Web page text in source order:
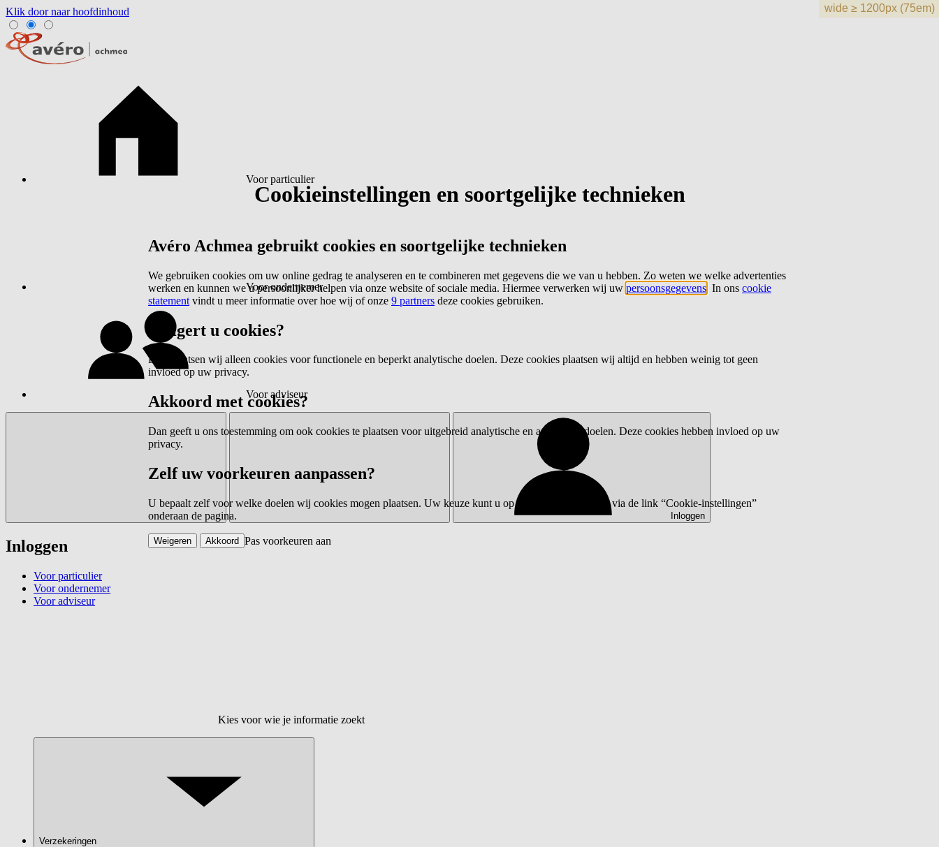
Klik door naar hoofdinhoud
Voor particulier
Voor ondernemer
Voor adviseur
Inloggen
Inloggen
Voor particulier
Voor ondernemer
Voor adviseur
Kies voor wie je informatie zoekt
Verzekeringen
Cookieinstellingen en soortgelijke technieken
Avéro Achmea gebruikt cookies en soortgelijke technieken
We gebruiken cookies om uw online gedrag te analyseren en te combineren met gegevens die we van u hebben. Zo weten we welke advertenties
werken en kunnen we u persoonlijker helpen via onze website of sociale media. Hiermee verwerken wij uw persoonsgegevens . In ons cookie
statement vindt u meer informatie over hoe wij of onze 9 partners deze cookies gebruiken.
Weigert u cookies?
Dan plaatsen wij alleen cookies voor functionele en beperkt analytische doelen. Deze cookies plaatsen wij altijd en hebben weinig tot geen
invloed op uw privacy.
Akkoord met cookies?
Dan geeft u ons toestemming om ook cookies te plaatsen voor uitgebreid analytische en advertentiedoelen. Deze cookies hebben invloed op uw
privacy.
Zelf uw voorkeuren aanpassen?
U bepaalt zelf voor welke doelen wij cookies mogen plaatsen. Uw keuze kunt u op elk moment wijzigen via de link “Cookie-instellingen”
onderaan de pagina.
Pas voorkeuren aan
Weigeren Akkoord